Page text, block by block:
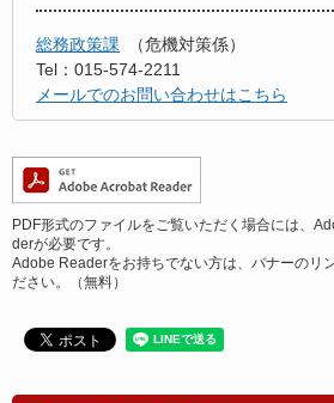
総務政策課
危機対策係
Tel：015-574-2211
メールでのお問い合わせはこちら
PDF形式のファイルをご覧いただく場合には、
derが必要です。
Adobe Readerをお持ちでない方は、バナーのリ
ださい。（無料）